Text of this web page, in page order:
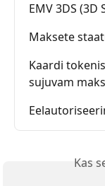
EMV 3DS (3D
Maksete
Kaardi
sujuvam
Kas